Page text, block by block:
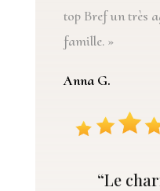
top Bref un très
famille. »
Anna G.
“Le